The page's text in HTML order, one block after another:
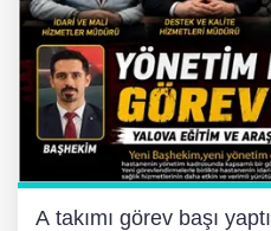
A takımı görev başı yaptı